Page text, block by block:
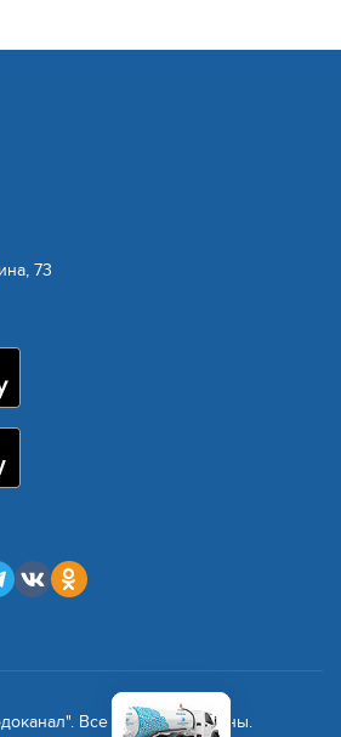
73
Все права защищены.